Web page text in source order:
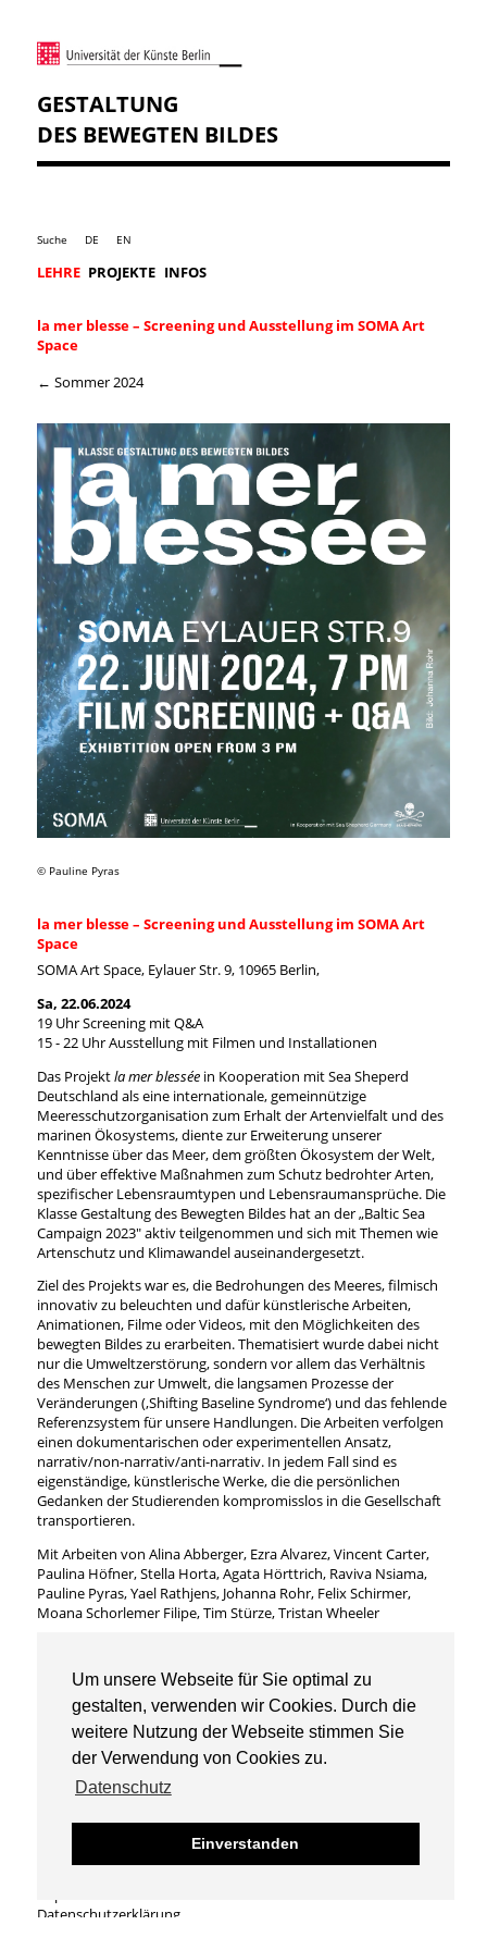
Um unsere Webseite für Sie optimal zu
gestalten, verwenden wir Cookies. Durch die
weitere Nutzung der Webseite stimmen Sie
der Verwendung von Cookies zu.
Datenschutz
Einverstanden
GESTALTUNG
DES BEWEGTEN BILDES
Suche DE EN
LEHRE PROJEKTE INFOS
la mer blesse – Screening und Ausstellung im SOMA Art
Space
← Sommer 2024
© Pauline Pyras
la mer blesse – Screening und Ausstellung im SOMA Art
Space
SOMA Art Space, Eylauer Str. 9, 10965 Berlin,
Sa, 22.06.2024
19 Uhr Screening mit Q&A
15 - 22 Uhr Ausstellung mit Filmen und Installationen
Das Projektla mer blesséein Kooperation mit Sea Sheperd
Deutschland als eine internationale, gemeinnützige
Meeresschutzorganisation zum Erhalt der Artenvielfalt und des
marinen Ökosystems, diente zur Erweiterung unserer
Kenntnisse über das Meer, dem größten Ökosystem der Welt,
und über effektive Maßnahmen zum Schutz bedrohter Arten,
spezifischer Lebensraumtypen und Lebensraumansprüche. Die
Klasse Gestaltung des Bewegten Bildes hat an der „Baltic Sea
Campaign 2023" aktiv teilgenommen und sich mit Themen wie
Artenschutz und Klimawandel auseinandergesetzt.
Ziel des Projekts war es, die Bedrohungen des Meeres, filmisch
innovativ zu beleuchten und dafür künstlerische Arbeiten,
Animationen, Filme oder Videos, mit den Möglichkeiten des
bewegten Bildes zu erarbeiten. Thematisiert wurde dabei nicht
nur die Umweltzerstörung, sondern vor allem das Verhältnis
des Menschen zur Umwelt, die langsamen Prozesse der
Veränderungen (‚Shifting Baseline Syndrome‘) und das fehlende
Referenzsystem für unsere Handlungen. Die Arbeiten verfolgen
einen dokumentarischen oder experimentellen Ansatz,
narrativ/non-narrativ/anti-narrativ. In jedem Fall sind es
eigenständige, künstlerische Werke, die die persönlichen
Gedanken der Studierenden kompromisslos in die Gesellschaft
transportieren.
Mit Arbeiten von Alina Abberger, Ezra Alvarez, Vincent Carter,
Paulina Höfner, Stella Horta, Agata Hörttrich, Raviva Nsiama,
Pauline Pyras, Yael Rathjens, Johanna Rohr, Felix Schirmer,
Moana Schorlemer Filipe, Tim Stürze, Tristan Wheeler
zu den Semesterprojekten SoSe2023
Universität der Künste Berlin
Datenschutzerklärung